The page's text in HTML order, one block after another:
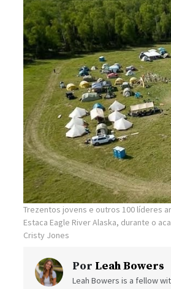
Trezentos jovens e outros 100 líderes
Estaca Eagle River Alaska, durante o
Cristy Jones
Por Leah Bowers
Leah Bowers is a fellow